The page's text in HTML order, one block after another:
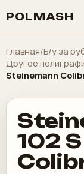
POLMASH
Главная/Б/у за
Другое
Steinemann
102